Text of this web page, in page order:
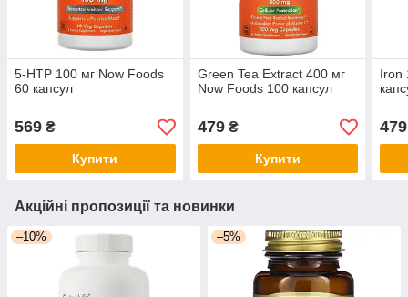
5-HTP 100 мг Now Foods
60 капсул
569 ₴
Купити
Green Tea Extract 400 мг
Now Foods 100 капсул
479₴
Купити
Iron
479
Акційні пропозиції та новинки
–10% –5%